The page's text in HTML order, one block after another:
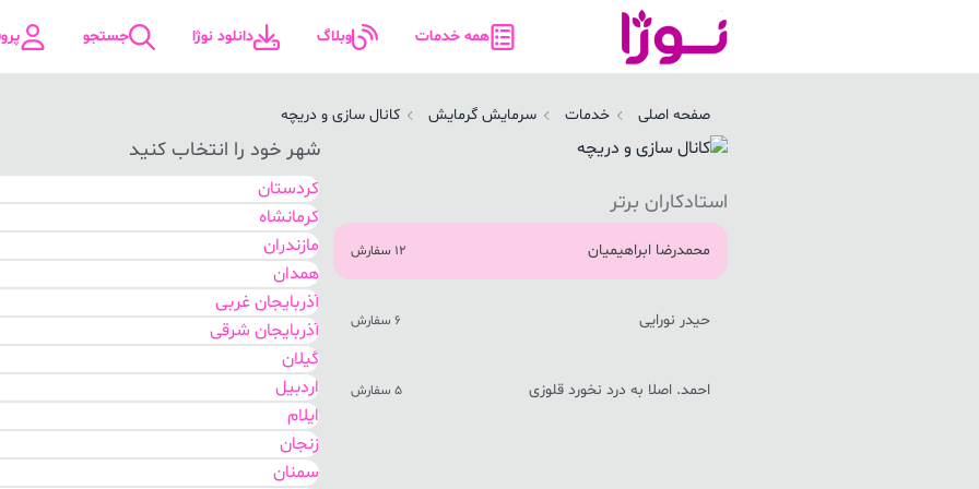
همه خدمات وبلاگ دانلود نوژا جستجو
صفحه اصلی خدمات سرمایش گرمایش کانال سازی و دریچه
استادکاران برتر
محمدرضا ابراهیمیان 12 سفارش
حیدر نورایی 6 سفارش
احمد. اصلا به درد نخورد قلوزی 5 سفارش
شهر خود را انتخاب کنید
کردستان
کرمانشاه
مازندران
همدان
آذربایجان غربی
آذربایجان شرقی
گیلان
اردبیل
ایلام
زنجان
سمنان